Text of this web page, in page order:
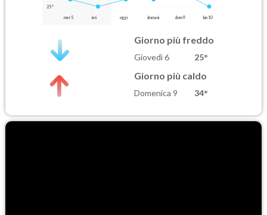
25°
mer 5 ieri oggi domani dom 9 lun 10
Giorno più freddo
Giovedì 6 25°
Giorno più caldo
Domenica 9 34°